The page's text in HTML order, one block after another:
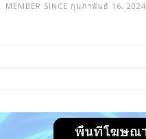
MEMBER SINCE กุมภาพันธ์ 16, 2024